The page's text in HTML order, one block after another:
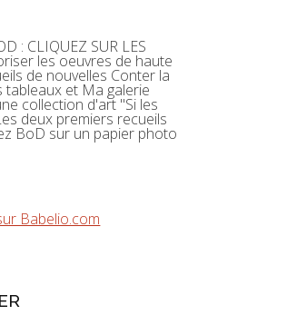
: CLIQUEZ SUR LES
les oeuvres de haute
de nouvelles Conter la
tableaux et Ma galerie
collection d'art "Si les
deux premiers recueils
BoD sur un papier photo
Babelio.com